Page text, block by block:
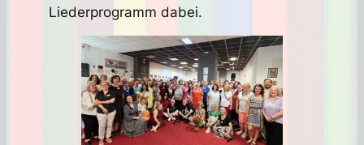
Liederprogramm dabei.